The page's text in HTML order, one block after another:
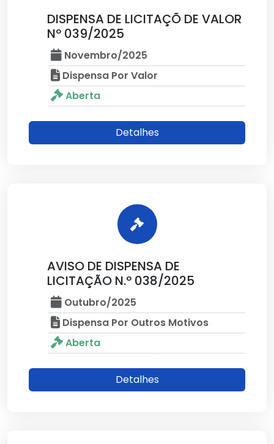
DISPENSA DE LICITAÇÕ DE VALOR
Nº 039/2025
Novembro/2025
Dispensa Por Valor
Aberta
Detalhes
AVISO DE DISPENSA DE
LICITAÇÃO N.º 038/2025
Outubro/2025
Dispensa Por Outros Motivos
Aberta
Detalhes